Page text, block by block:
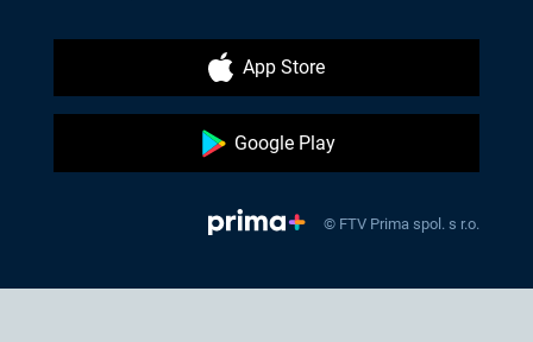
App Store
Google Play
© FTV Prima spol. s r.o.